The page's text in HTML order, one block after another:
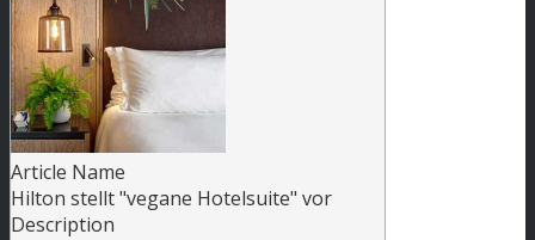
Article Name
Hilton stellt "vegane Hotelsuite" vor
Description